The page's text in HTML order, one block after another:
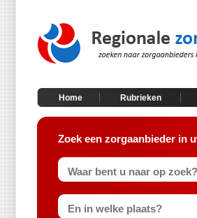
Home Rubrieken
Zoek een zorgaanbieder in